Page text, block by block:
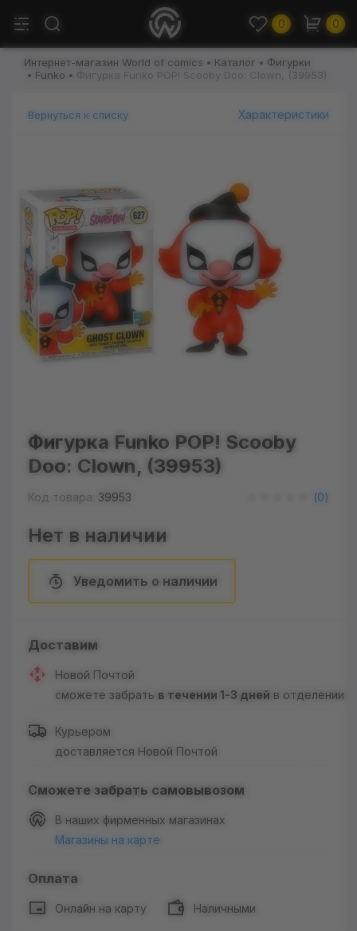
0 0
Интернет-магазин World of comics Каталог
Фигурки
Funko
Фигурка Funko POP! Scooby Doo: Clown, (39953)
Вернуться к списку Характеристики
Фигурка Funko POP! Scooby
Doo: Clown, (39953)
Код товара: 39953 (0)
Нет в наличии
Уведомить о наличии
Доставим
Новой Почтой
сможете забрать в течении 1-3 дней в отделении
Курьером
доставляется Новой Почтой
Сможете забрать самовывозом
В наших фирменных магазинах
Магазины на карте
Оплата
Онлайн на карту Наличными